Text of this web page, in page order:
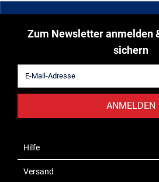
Zum Newsletter anmelden
sichern
ANMELDEN
Hilfe
Versand